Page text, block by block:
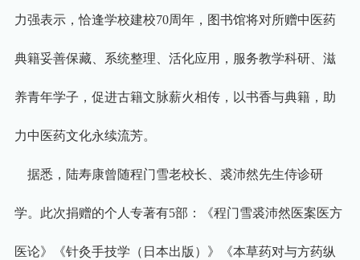
力强表示，恰逢学校建校70周年，图书馆将对所赠中医药
典籍妥善保藏、系统整理、活化应用，服务教学科研、滋
养青年学子，促进古籍文脉薪火相传，以书香与典籍，助
力中医药文化永续流芳。
据悉，陆寿康曾随程门雪老校长、裘沛然先生侍诊研
学。此次捐赠的个人专著有5部：《程门雪裘沛然医案医方
医论》《针灸手技学（日本出版）》《本草药对与方药纵